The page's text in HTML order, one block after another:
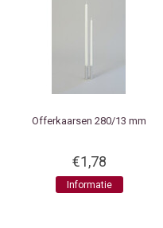
Offerkaarsen 280/13 mm
€1,78
Informatie